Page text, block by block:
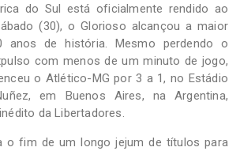
do Sul está oficialmente rendido ao
(30), o Glorioso alcançou a maior
anos de história. Mesmo perdendo o
com menos de um minuto de jogo,
o Atlético-MG por 3 a 1, no Estádio
em Buenos Aires, na Argentina,
da Libertadores.
o fim de um longo jejum de títulos para